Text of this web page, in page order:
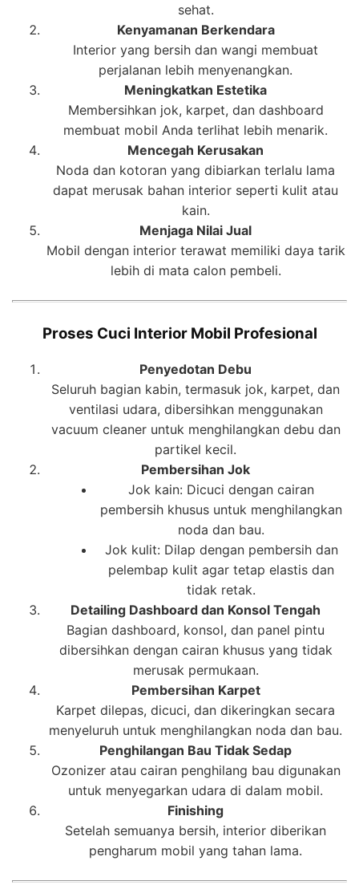
sehat.
Kenyamanan Berkendara
Interior yang bersih dan wangi membuat
perjalanan lebih menyenangkan.
Meningkatkan Estetika
Membersihkan jok, karpet, dan dashboard
membuat mobil Anda terlihat lebih menarik.
Mencegah Kerusakan
Noda dan kotoran yang dibiarkan terlalu lama
dapat merusak bahan interior seperti kulit atau
kain.
Menjaga Nilai Jual
Mobil dengan interior terawat memiliki daya tarik
lebih di mata calon pembeli.
Proses Cuci Interior Mobil Profesional
Penyedotan Debu
Seluruh bagian kabin, termasuk jok, karpet, dan
ventilasi udara, dibersihkan menggunakan
vacuum cleaner untuk menghilangkan debu dan
partikel kecil.
Pembersihan Jok
Jok kain: Dicuci dengan cairan
pembersih khusus untuk menghilangkan
noda dan bau.
Jok kulit: Dilap dengan pembersih dan
pelembap kulit agar tetap elastis dan
tidak retak.
Detailing Dashboard dan Konsol Tengah
Bagian dashboard, konsol, dan panel pintu
dibersihkan dengan cairan khusus yang tidak
merusak permukaan.
Pembersihan Karpet
Karpet dilepas, dicuci, dan dikeringkan secara
menyeluruh untuk menghilangkan noda dan bau.
Penghilangan Bau Tidak Sedap
Ozonizer atau cairan penghilang bau digunakan
untuk menyegarkan udara di dalam mobil.
Finishing
Setelah semuanya bersih, interior diberikan
pengharum mobil yang tahan lama.